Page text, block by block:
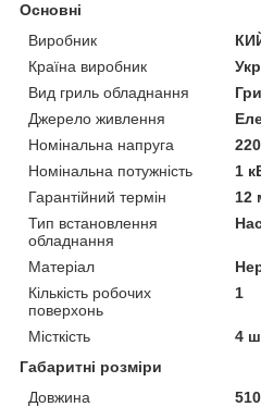
Основні
Виробник
Країна виробник
Вид гриль обладнання
Джерело живлення
Номінальна напруга
Номінальна потужність
1
Гарантійний термін
12
Тип встановлення
обладнання
Матеріал
Кількість робочих
поверхонь
1
Місткість
4
Габаритні розміри
Довжина